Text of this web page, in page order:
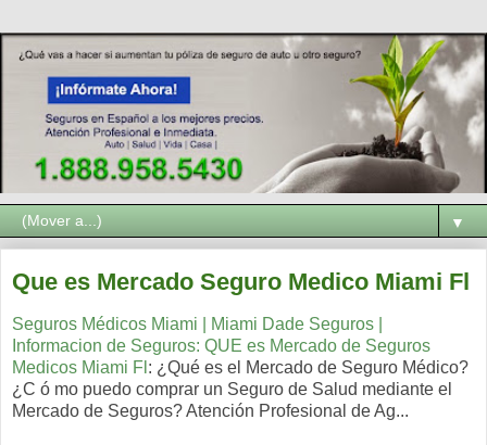
▼
Que es Mercado Seguro Medico Miami Fl
Seguros Médicos Miami | Miami Dade Seguros |
Informacion de Seguros: QUE es Mercado de Seguros
Medicos Miami Fl : ¿Qué es el Mercado de Seguro Médico?
¿C ó mo puedo comprar un Seguro de Salud mediante el
Mercado de Seguros? Atención Profesional de Ag...